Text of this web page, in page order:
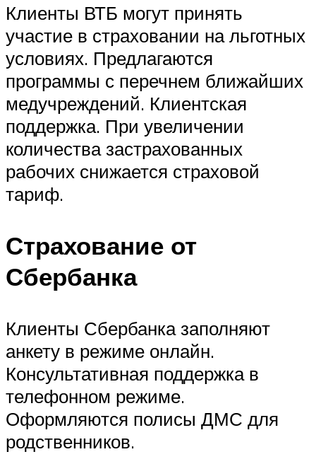
Клиенты ВТБ могут принять
участие в страховании на льготных
условиях. Предлагаются
программы с перечнем ближайших
медучреждений. Клиентская
поддержка. При увеличении
количества застрахованных
рабочих снижается страховой
тариф.
Страхование от
Сбербанка
Клиенты Сбербанка заполняют
анкету в режиме онлайн.
Консультативная поддержка в
телефонном режиме.
Оформляются полисы ДМС для
родственников.